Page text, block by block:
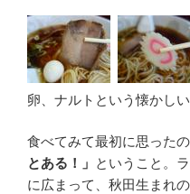
卵、ナルトという懐かしい
食べてみて最初に思った
とある！」 ということ。
に広まって、秋田生まれ